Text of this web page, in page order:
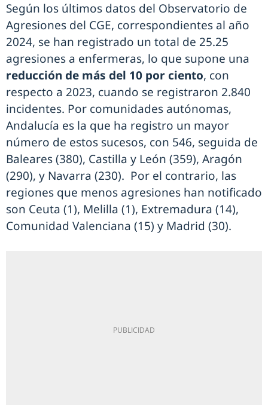
Según los últimos datos del Observatorio de
Agresiones del CGE, correspondientes al año
2024, se han registrado un total de 25.25
agresiones a enfermeras, lo que supone una
reducción de más del 10 por ciento, con
respecto a 2023, cuando se registraron 2.840
incidentes. Por comunidades autónomas,
Andalucía es la que ha registro un mayor
número de estos sucesos, con 546, seguida de
Baleares (380), Castilla y León (359), Aragón
(290), y Navarra (230). Por el contrario, las
regiones que menos agresiones han notificado
son Ceuta (1), Melilla (1), Extremadura (14),
Comunidad Valenciana (15) y Madrid (30).